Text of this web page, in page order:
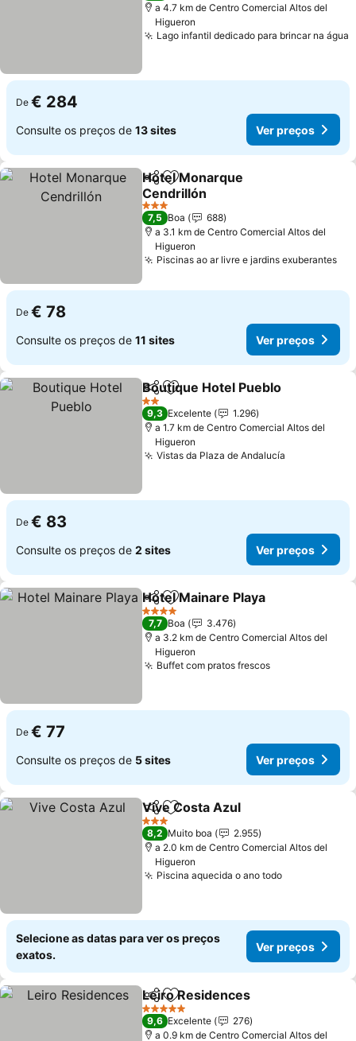
a 4.7 km de Centro Comercial Altos del
Higueron
Lago infantil dedicado para brincar na água
De € 284
Consulte os preços de 13 sites Ver preços
PartilharAdicionar aos favoritos
Hotel Monarque
Cendrillón
3 Estrelas
7,5 Boa
688
a 3.1 km de Centro Comercial Altos del
Higueron
Piscinas ao ar livre e jardins exuberantes
De € 78
Consulte os preços de 11 sites Ver preços
PartilharAdicionar aos favoritos
Boutique Hotel Pueblo
2 Estrelas
9,3 Excelente
1.296
a 1.7 km de Centro Comercial Altos del
Higueron
Vistas da Plaza de Andalucía
De € 83
Consulte os preços de 2 sites Ver preços
PartilharAdicionar aos favoritos
Hotel Mainare Playa
4 Estrelas
7,7 Boa
3.476
a 3.2 km de Centro Comercial Altos del
Higueron
Buffet com pratos frescos
De € 77
Consulte os preços de 5 sites Ver preços
PartilharAdicionar aos favoritos
Vive Costa Azul
3 Estrelas
8,2 Muito boa
2.955
a 2.0 km de Centro Comercial Altos del
Higueron
Piscina aquecida o ano todo
Selecione as datas para ver os preços
exatos.
Ver preços
PartilharAdicionar aos favoritos
Leiro Residences
5 Estrelas
9,6 Excelente
276
a 0.9 km de Centro Comercial Altos del